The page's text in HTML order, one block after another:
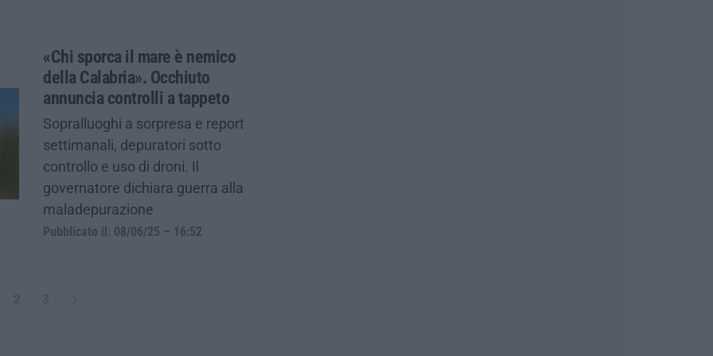
«Chi sporca il mare è nemico
della Calabria». Occhiuto
annuncia controlli a tappeto
Sopralluoghi a sorpresa e report
settimanali, depuratori sotto
controllo e uso di droni. Il
governatore dichiara guerra alla
maladepurazione
Pubblicato il: 08/06/25 – 16:52